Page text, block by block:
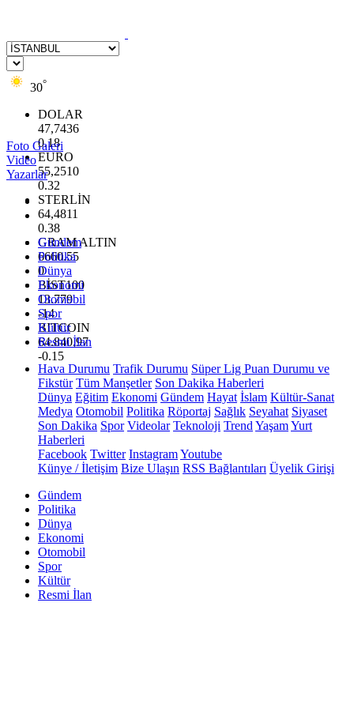
30°
DOLAR
47,7436
0.18
EURO
55,2510
0.32
STERLİN
64,4811
0.38
GRAM ALTIN
6660.55
0
BİST100
13.779
-14
BITCOIN
64.840,97
-0.15
Foto Galeri
Video
Yazarlar
Gündem
Politika
Dünya
Ekonomi
Otomobil
Spor
Kültür
Resmi İlan
Hava Durumu Trafik Durumu Süper Lig Puan Durumu ve
Fikstür Tüm Manşetler Son Dakika Haberleri
Dünya Eğitim Ekonomi Gündem Hayat İslam Kültür-Sanat
Medya Otomobil Politika Röportaj Sağlık Seyahat Siyaset
Son Dakika Spor Videolar Teknoloji Trend YaşamYurt
Haberleri
Facebook Twitter InstagramYoutube
Künye / İletişim Bize Ulaşın RSS Bağlantıları Üyelik Girişi
Gündem
Politika
Dünya
Ekonomi
Otomobil
Spor
Kültür
Resmi İlan